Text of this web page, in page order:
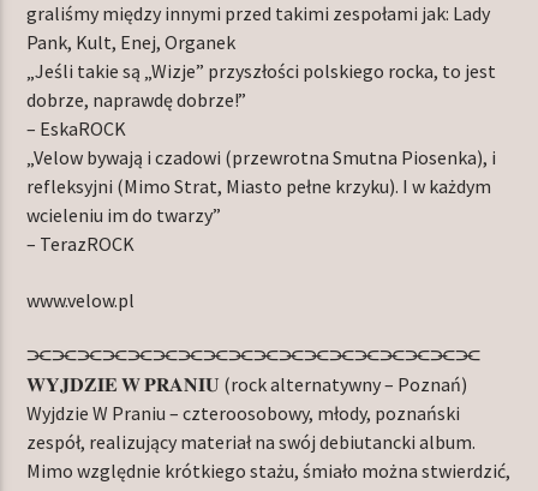
graliśmy między innymi przed takimi zespołami jak: Lady
Pank, Kult, Enej, Organek
„Jeśli takie są „Wizje” przyszłości polskiego rocka, to jest
dobrze, naprawdę dobrze!”
– EskaROCK
„Velow bywają i czadowi (przewrotna Smutna Piosenka), i
refleksyjni (Mimo Strat, Miasto pełne krzyku). I w każdym
wcieleniu im do twarzy”
– TerazROCK
www.velow.pl
⫘⫘⫘⫘⫘⫘⫘⫘⫘⫘⫘⫘⫘⫘⫘⫘⫘⫘
𝐖𝐘𝐉𝐃𝐙𝐈𝐄 𝐖 𝐏𝐑𝐀𝐍𝐈𝐔 (rock alternatywny – Poznań)
Wyjdzie W Praniu – czteroosobowy, młody, poznański
zespół, realizujący materiał na swój debiutancki album.
Mimo względnie krótkiego stażu, śmiało można stwierdzić,